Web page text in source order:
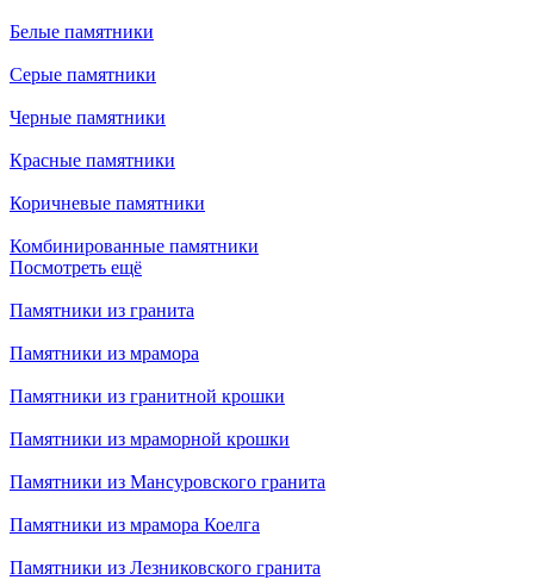
Белые памятники
Серые памятники
Черные памятники
Красные памятники
Коричневые памятники
Комбинированные памятники
Посмотреть ещё
Памятники из гранита
Памятники из мрамора
Памятники из гранитной крошки
Памятники из мраморной крошки
Памятники из Мансуровского гранита
Памятники из мрамора Коелга
Памятники из Лезниковского гранита